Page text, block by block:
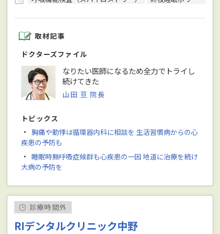
取材記事
ドクターズファイル
なりたい医師になるため全力でトライし
続けてきた
山田 亘 院長
トピックス
・ 胸痛や動悸は循環器内科に相談を 生活習慣病からの心
疾患の予防も
・ 睡眠時無呼吸症候群も心疾患の一因 地道に治療を続け
大病の予防を
診療時間外
RIデンタルクリニック中野